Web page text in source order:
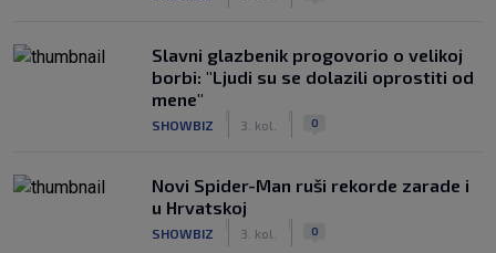
Slavni glazbenik progovorio o velikoj
borbi: "Ljudi su se dolazili oprostiti od
mene"
SHOWBIZ 3. kol. 0
Novi Spider-Man ruši rekorde zarade i
u Hrvatskoj
SHOWBIZ 3. kol. 0